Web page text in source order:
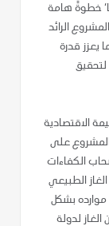
خطوةً هامة
الرائد
يعزز قدرة
الاقتصادية
المشروع على
الكفاءات
الطبيعي
موارده بشكل
لدولة